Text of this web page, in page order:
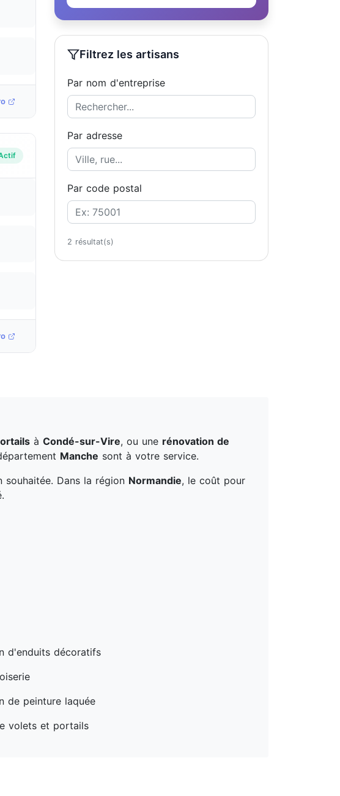
Filtrez les artisans
Par nom d'entreprise
Par adresse
Par code postal
2 résultat(s)
à Condé-sur-Vire, ou une rénovation de
Manche sont à votre service.
Dans la région Normandie, le coût pour
d'enduits décoratifs
de peinture laquée
volets et portails